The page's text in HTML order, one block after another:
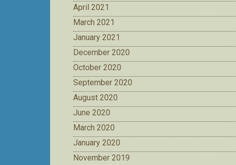
April 2021
March 2021
January 2021
December 2020
October 2020
September 2020
August 2020
June 2020
March 2020
January 2020
November 2019